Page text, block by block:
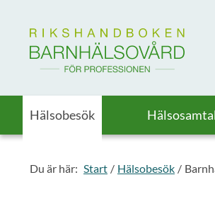
Till startsidan för Rikshandboken i
Hälsobesök Hälsosamtal
Du är här: Start Hälsobesök